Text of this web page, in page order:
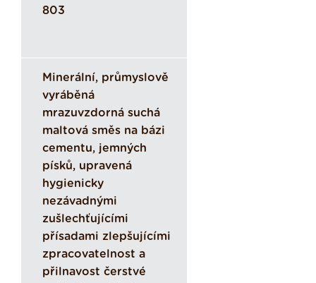
803
Minerální, průmyslově
vyráběná
mrazuvzdorná suchá
maltová směs na bázi
cementu, jemných
písků, upravená
hygienicky
nezávadnými
zušlechťujícími
přísadami zlepšujícími
zpracovatelnost a
přilnavost čerstvé